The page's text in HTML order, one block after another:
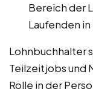
Bereich der
Laufenden
Lohnbuchhalter
Teilzeitjobs und
Rolle in der